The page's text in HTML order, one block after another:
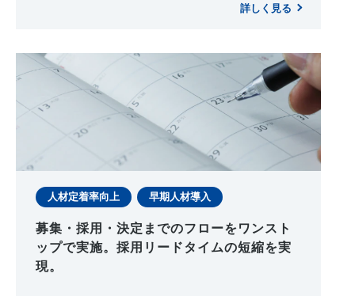
詳しく見る
人材定着率向上 早期人材導入
募集・採用・決定までのフローをワンスト
ップで実施。採用リードタイムの短縮を実
現。